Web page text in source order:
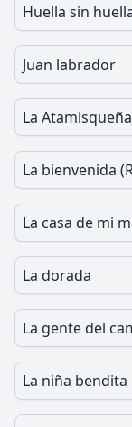
Huella sin
Juan labrador
La Atamisqueña
La bienvenida
La casa de mi
La dorada
La gente del
La niña bendita